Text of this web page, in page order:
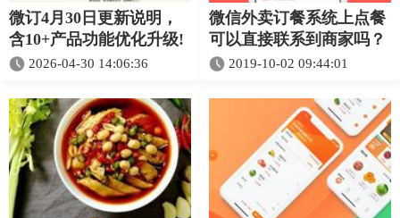
微订4月30日更新说明，
含10+产品功能优化升级!
2026-04-30 14:06:36
微信外卖订餐系统上点餐
可以直接联系到商家吗？
2019-10-02 09:44:01